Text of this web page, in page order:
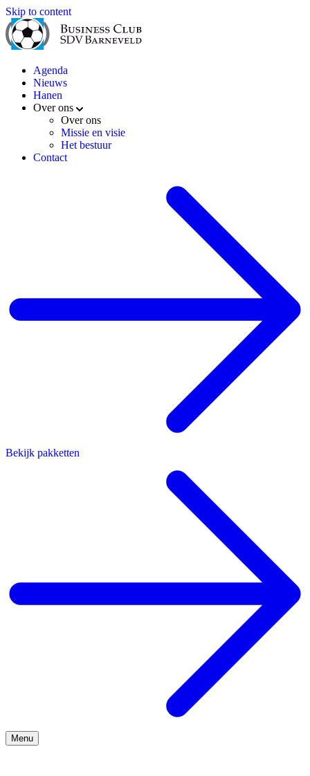
Skip to content
Agenda
Nieuws
Hanen
Over ons
Over ons
Missie en visie
Het bestuur
Contact
Bekijk pakketten
Menu